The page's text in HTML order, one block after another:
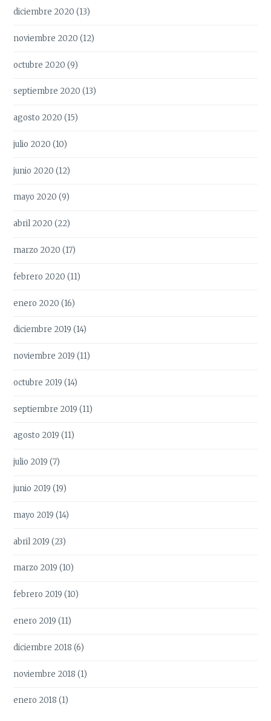
diciembre 2020 (13)
noviembre 2020 (12)
octubre 2020 (9)
septiembre 2020 (13)
agosto 2020 (15)
julio 2020 (10)
junio 2020 (12)
mayo 2020 (9)
abril 2020 (22)
marzo 2020 (17)
febrero 2020 (11)
enero 2020 (16)
diciembre 2019 (14)
noviembre 2019 (11)
octubre 2019 (14)
septiembre 2019 (11)
agosto 2019 (11)
julio 2019 (7)
junio 2019 (19)
mayo 2019 (14)
abril 2019 (23)
marzo 2019 (10)
febrero 2019 (10)
enero 2019 (11)
diciembre 2018 (6)
noviembre 2018 (1)
enero 2018 (1)